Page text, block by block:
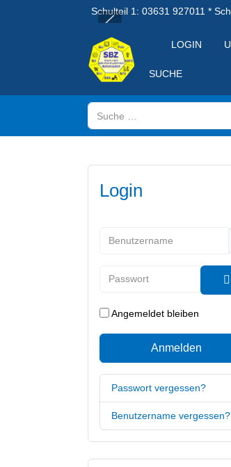
Schulteil 1: 03631 927011 *
LOGIN
SUCHE
Suchen
Login
Angemeldet bleiben
Anmelden
Passwort vergessen?
Benutzername vergessen?